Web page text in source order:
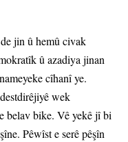
jin û hemû civak
û azadiya jinan
cîhanî ye.
wek
belav bike. Vê yekê jî bi
Pêwîst e serê pêşîn